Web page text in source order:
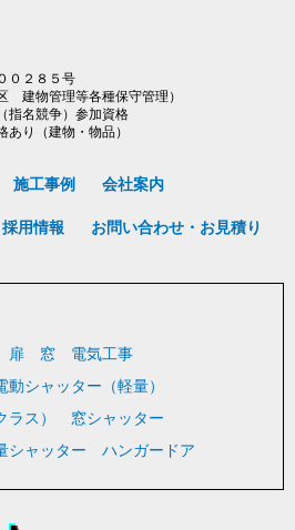
０２８５号
建物管理等各種保守管理）
指名競争）参加資格
り（建物・物品）
施工事例 会社案内
採用情報 お問い合わせ・お見積り
扉 窓
電気工事
動シャッター（軽量）
ス）
窓シャッター
シャッター ハンガードア